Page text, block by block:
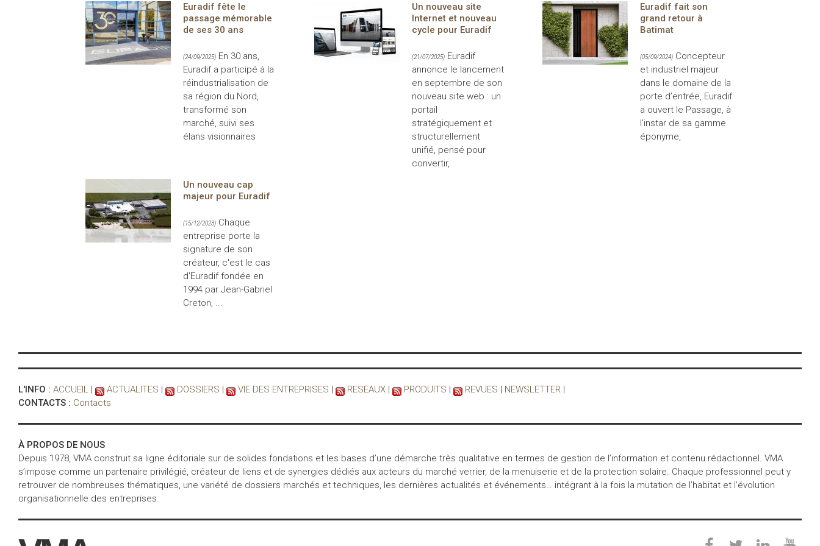
Euradif fête le
passage mémorable
de ses 30 ans
(24/09/2025) En 30 ans,
Euradif a participé à la
réindustrialisation de
sa région du Nord,
transformé son
marché, suivi ses
élans visionnaires
Un nouveau site
Internet et nouveau
cycle pour Euradif
(21/07/2025)Euradif
annonce le lancement
en septembre de son
nouveau site web : un
portail
stratégiquement et
structurellement
unifié, pensé pour
convertir,
Euradif fait son
grand retour à
Batimat
(05/09/2024) Concepteur
et industriel majeur
dans le domaine de la
porte d’entrée, Euradif
a ouvert le Passage, à
l’instar de sa gamme
éponyme,
Un nouveau cap
majeur pour Euradif
(15/12/2023) Chaque
entreprise porte la
signature de son
créateur, c'est le cas
d'Euradif fondée en
1994 par Jean-Gabriel
Creton, ...
L'INFO : ACCUEIL | ACTUALITES | DOSSIERS | VIE DES ENTREPRISES | RESEAUX | PRODUITS | REVUES | NEWSLETTER |
CONTACTS : Contacts
À PROPOS DE NOUS
Depuis 1978, VMA construit sa ligne éditoriale sur de solides fondations et les bases d’une démarche très qualitative en termes de gestion de l’information et contenu rédactionnel. VMA
s’impose comme un partenaire privilégié, créateur de liens et de synergies dédiés aux acteurs du marché verrier, de la menuiserie et de la protection solaire. Chaque professionnel peut y
retrouver de nombreuses thématiques, une variété de dossiers marchés et techniques, les dernières actualités et événements… intégrant à la fois la mutation de l’habitat et l’évolution
organisationnelle des entreprises.